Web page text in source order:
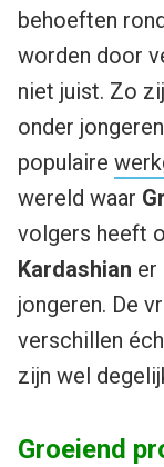
behoeften
worden door
niet juist. Zo
onder
populaire
wereld waar
volgers heeft
Kardashian er
jongeren. De
verschillen
zijn wel
Groeiend